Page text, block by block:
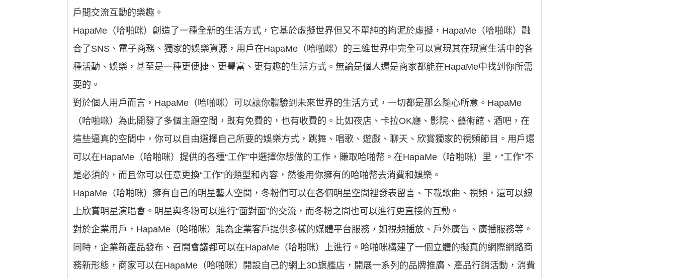
戶間交流互動的樂趣。
HapaMe（哈啪咪）創造了一種全新的生活方式，它基於虛擬世界但又不單純的拘泥於虛擬，HapaMe（哈啪咪）融
合了SNS、電子商務、獨家的娛樂資源，用戶在HapaMe（哈啪咪）的三維世界中完全可以實現其在現實生活中的各
種活動、娛樂，甚至是一種更便捷、更豐富、更有趣的生活方式。無論是個人還是商家都能在HapaMe中找到你所需
要的。
對於個人用戶而言，HapaMe（哈啪咪）可以讓你體驗到未來世界的生活方式，一切都是那么隨心所意。HapaMe
（哈啪咪）為此開發了多個主題空間，既有免費的，也有收費的。比如夜店、卡拉OK廳、影院、藝術館、酒吧，在
這些逼真的空間中，你可以自由選擇自己所要的娛樂方式，跳舞、唱歌、遊戲、聊天、欣賞獨家的視頻節目。用戶還
可以在HapaMe（哈啪咪）提供的各種“工作”中選擇你想做的工作，賺取哈啪幣。在HapaMe（哈啪咪）里，“工作”不
是必須的，而且你可以任意更換“工作”的類型和內容，然後用你擁有的哈啪幣去消費和娛樂。
HapaMe（哈啪咪）擁有自己的明星藝人空間，冬粉們可以在各個明星空間裡發表留言、下載歌曲、視頻，還可以線
上欣賞明星演唱會。明星與冬粉可以進行“面對面”的交流，而冬粉之間也可以進行更直接的互動。
對於企業用戶，HapaMe（哈啪咪）能為企業客戶提供多樣的媒體平台服務，如視頻播放、戶外廣告、廣播服務等。
同時，企業新產品發布、召開會議都可以在HapaMe（哈啪咪）上進行。哈啪咪構建了一個立體的擬真的網際網路商
務新形態，商家可以在HapaMe（哈啪咪）開設自己的網上3D旗艦店，開展一系列的品牌推廣、產品行銷活動，消費